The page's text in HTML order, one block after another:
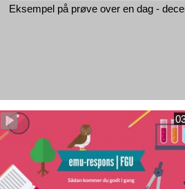
Eksempel på prøve over en dag -